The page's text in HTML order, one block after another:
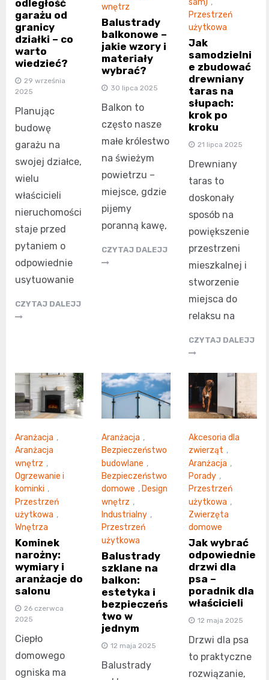
odległość
garażu od
granicy
działki – co
warto
wiedzieć?
29 września
2025
Planując
budowę
garażu na
swojej działce,
wielu
właścicieli
nieruchomości
staje przed
pytaniem o
odpowiednie
usytuowanie
CZYTAJ DALEJJ
wnętrz
Balustrady
balkonowe –
jakie wzory i
materiały
wybrać?
30 lipca 2025
Balkon to
często nasze
małe królestwo
na świeżym
powietrzu –
miejsce, gdzie
pijemy
poranną kawę,
CZYTAJ DALEJJ
Przestrzeń
użytkowa
Jak
samodzielni
e zbudować
drewniany
taras na
słupach:
krok po
kroku
21 lipca 2025
Drewniany
taras to
doskonały
sposób na
powiększenie
przestrzeni
mieszkalnej i
stworzenie
miejsca do
relaksu na
CZYTAJ DALEJJ
Aranżacja ,
Aranżacja
wnętrz ,
Ogrzewanie i
kominki ,
Przestrzeń
użytkowa ,
Wnętrza
Kominek
narożny:
wymiary i
aranżacje do
salonu
26 czerwca
2025
Ciepło
domowego
ogniska ma
Aranżacja ,
Bezpieczeństwo
budowlane ,
Bezpieczeństwo
domowe , Design
wnętrz ,
Industrialny ,
Przestrzeń
użytkowa
Balustrady
szklane na
balkon:
estetyka i
bezpieczeńs
two w
jednym
12 maja 2025
Balustrady
Akcesoria dla
zwierząt ,
Aranżacja ,
Porady ,
Przestrzeń
użytkowa ,
Zwierzęta
domowe
Jak wybrać
odpowiednie
drzwi dla
psa –
poradnik dla
właścicieli
12 maja 2025
Drzwi dla psa
to praktyczne
rozwiązanie,